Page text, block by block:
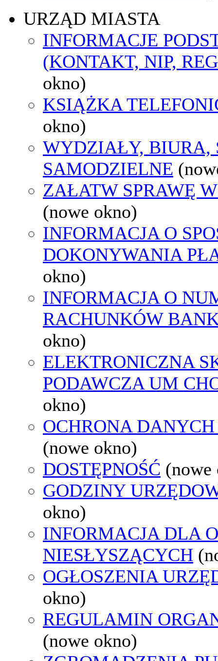
URZĄD MIASTA
INFORMACJE
(KONTAKT, NIP,
okno)
KSIĄŻKA
okno)
WYDZIAŁY, BIURA,
SAMODZIELNE
ZAŁATW SPRAWĘ
(nowe okno)
INFORMACJA O
DOKONYWANIA
okno)
INFORMACJA O
RACHUNKÓW
okno)
ELEKTRONICZNA
PODAWCZA UM
okno)
OCHRONA
(nowe okno)
DOSTĘPNOŚĆ (nowe
GODZINY
okno)
INFORMACJA DLA
NIESŁYSZĄCYCH
OGŁOSZENIA
okno)
REGULAMIN
(nowe okno)